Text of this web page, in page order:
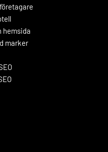
hemsida
marker